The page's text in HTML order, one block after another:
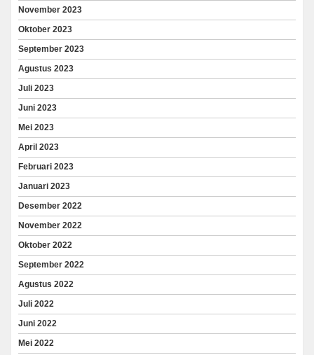
November 2023
Oktober 2023
September 2023
Agustus 2023
Juli 2023
Juni 2023
Mei 2023
April 2023
Februari 2023
Januari 2023
Desember 2022
November 2022
Oktober 2022
September 2022
Agustus 2022
Juli 2022
Juni 2022
Mei 2022